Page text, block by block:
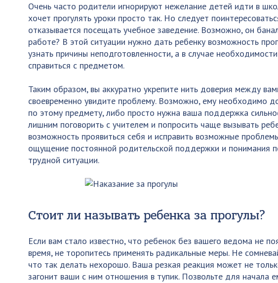
Очень часто родители игнорируют нежелание детей идти в
хочет прогулять уроки просто так. Но следует
отказывается посещать учебное заведение. Возможно, он
работе? В этой ситуации нужно дать ребенку возможность
узнать причины неподготовленности, а в случае
справиться с предметом.
Таким образом, вы аккуратно укрепите нить доверия между
своевременно увидите проблему. Возможно, ему необходимо
по этому предмету, либо просто нужна ваша поддержка
лишним поговорить с учителем и попросить чаще вызывать
возможность проявиться себя и исправить возможные
ощущение постоянной родительской поддержки и понимания
трудной ситуации.
Стоит ли называть ребенка за прогулы?
Если вам стало известно, что ребенок без вашего ведома не
время, не торопитесь применять радикальные меры. Не
что так делать нехорошо. Ваша резкая реакция может не
загонит ваши с ним отношения в тупик. Позвольте для начала